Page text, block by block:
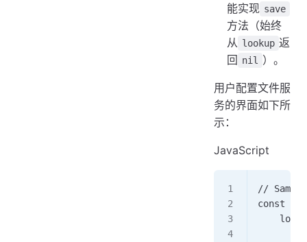
能实现 save
方法（始终
从 lookup 返
回 nil ）。
用户配置文件服
务的界面如下所
示：
JavaScript
//
const